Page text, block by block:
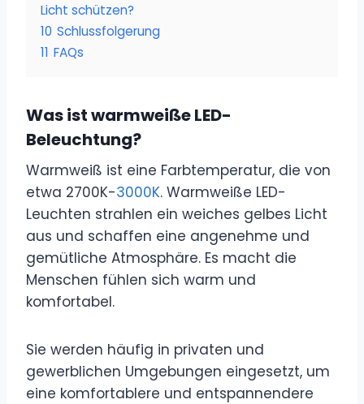
Licht schützen?
10 Schlussfolgerung
11 FAQs
Was ist warmweiße LED-
Beleuchtung?
Warmweiß ist eine Farbtemperatur, die von
etwa 2700K-3000K. Warmweiße LED-
Leuchten strahlen ein weiches gelbes Licht
aus und schaffen eine angenehme und
gemütliche Atmosphäre. Es macht die
Menschen fühlen sich warm und
komfortabel.
Sie werden häufig in privaten und
gewerblichen Umgebungen eingesetzt, um
eine komfortablere und entspannendere